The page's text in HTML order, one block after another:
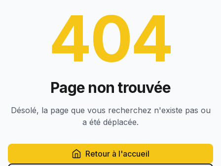
404
Page non trouvée
Désolé, la page que vous recherchez n'existe pas ou
a été déplacée.
Retour à l'accueil